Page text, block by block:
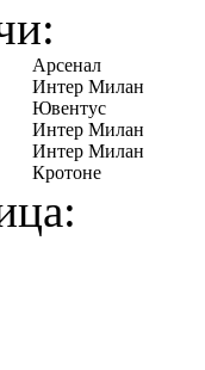
Арсенал
Интер Милан
Ювентус
Интер Милан
Интер Милан
Кротоне